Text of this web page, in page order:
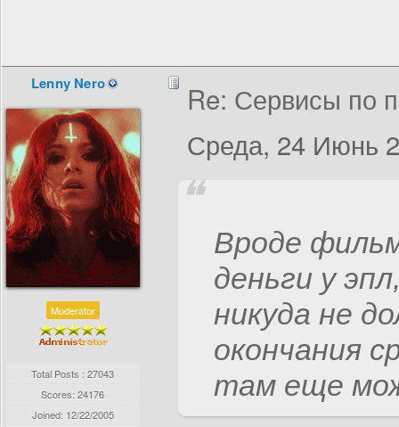
Lenny Nero
Moderator
Total Posts : 27043
Scores: 24176
Joined: 12/22/2005
Re: Сервисы по
Среда, 24 Июнь
Вроде
деньги у
никуда не
окончания
там еще